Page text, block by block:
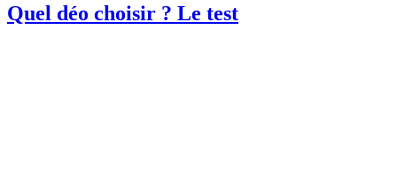
Quel déo choisir ? Le test